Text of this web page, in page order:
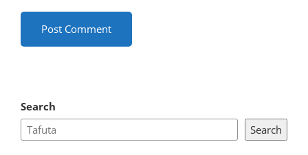
Search
Search